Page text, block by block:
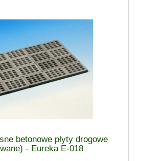
betonowe płyty drogowe
- Eureka E-018